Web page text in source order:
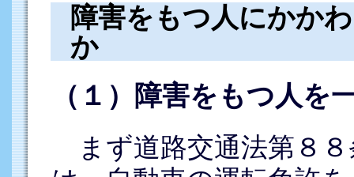
障害をもつ人にかか
か
（１）障害をもつ人を
まず道路交通法第８